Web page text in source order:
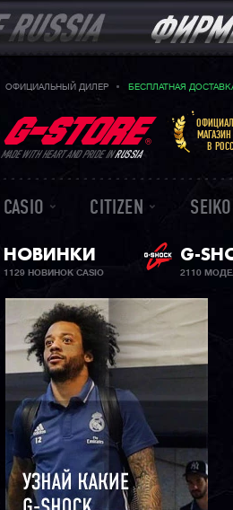
ОФИЦИАЛЬНЫЙ ДИЛЕР БЕСПЛАТНАЯ
MADE WITH HEART AND PRIDE INRUSSIA
МАГАЗИН
В
CASIO CITIZEN SEIKO
НОВИНКИ
1129 НОВИНОК CASIO
G-
2110